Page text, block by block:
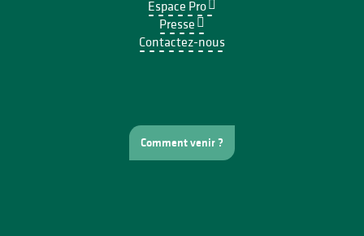
Espace Pro
Presse
Contactez-nous
Comment venir ?